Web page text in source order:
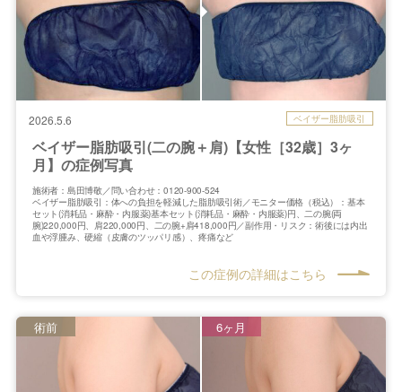
2026.5.6 ベイザー脂肪吸引
ベイザー脂肪吸引(二の腕＋肩)【女性［32歳］3ヶ
月】の症例写真
施術者：島田博敬／問い合わせ：0120-900-524
ベイザー脂肪吸引：体への負担を軽減した脂肪吸引術／モニター価格（税込）：基本
セット(消耗品・麻酔・内服薬)基本セット(消耗品・麻酔・内服薬)円、二の腕(両
腕)220,000円、肩220,000円、二の腕+肩418,000円／副作用・リスク：術後には内出
血や浮腫み、硬縮（皮膚のツッパリ感）、疼痛など
この症例の詳細はこちら
術前 6ヶ月